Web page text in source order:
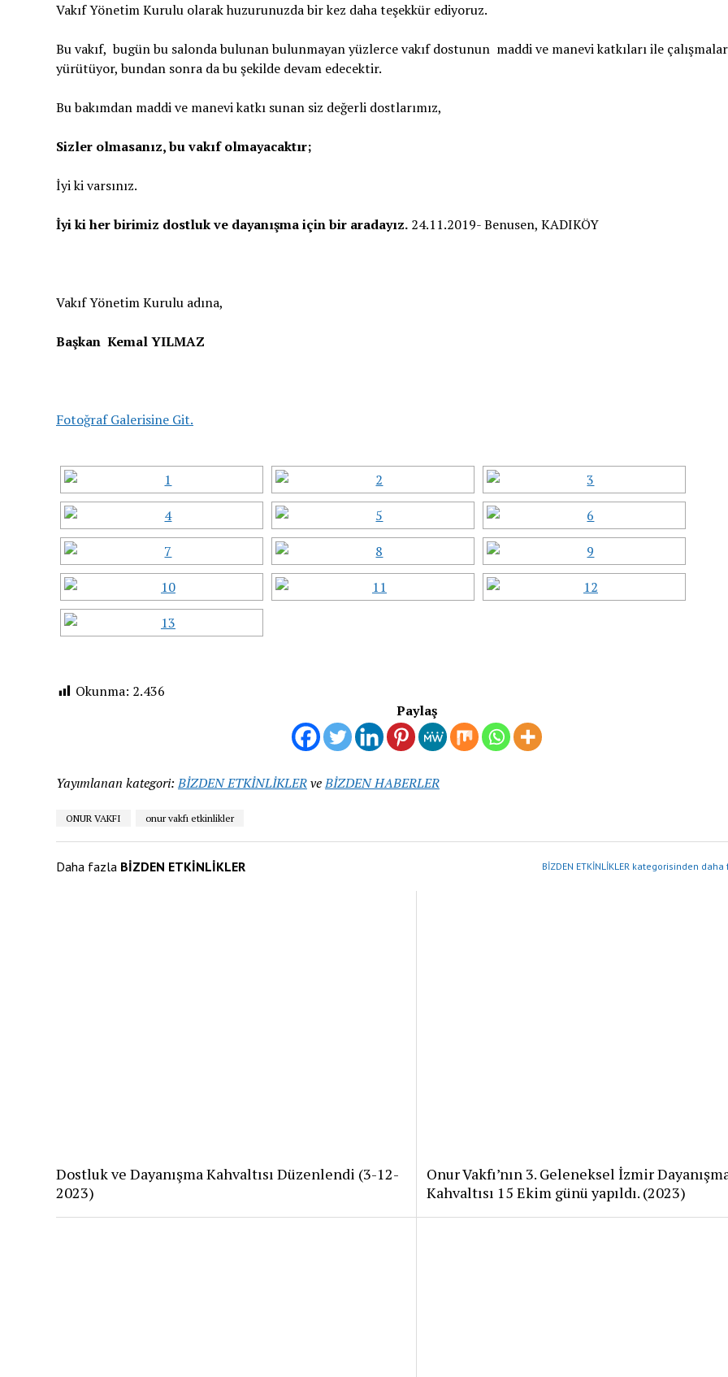
Vakıf Yönetim Kurulu olarak huzurunuzda bir kez daha teşekkür ediyoruz.
Bu vakıf, bugün bu salonda bulunan bulunmayan yüzlerce vakıf dostunun maddi ve manevi katkıları ile
yürütüyor, bundan sonra da bu şekilde devam edecektir.
Bu bakımdan maddi ve manevi katkı sunan siz değerli dostlarımız,
Sizler olmasanız, bu vakıf olmayacaktır;
İyi ki varsınız.
İyi ki her birimiz dostluk ve dayanışma için bir aradayız.24.11.2019- Benusen, KADIKÖY
Vakıf Yönetim Kurulu adına,
Başkan Kemal YILMAZ
Fotoğraf Galerisine Git.
Okunma: 2.436
Paylaş
Yayımlanan kategori: BİZDEN ETKİNLİKLERveBİZDEN HABERLER
ONUR VAKFI onur vakfı etkinlikler
Daha fazla BİZDEN ETKİNLİKLER BİZDEN ETKİNLİKLER kategorisinden daha
Dostluk ve Dayanışma Kahvaltısı Düzenlendi (3-12-
2023)
Onur Vakfı’nın 3. Geleneksel İzmir
Kahvaltısı 15 Ekim günü yapıldı. (2023)